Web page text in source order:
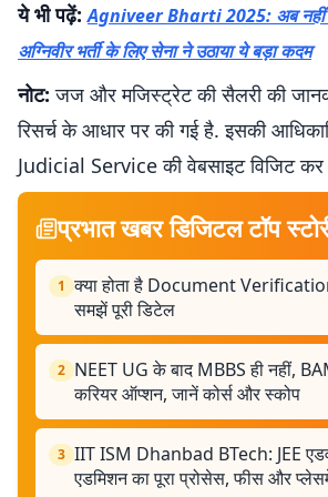
ये भी पढ़ें:Agniveer Bharti 2025: अब नहीं
अग्निवीर भर्ती के लिए सेना ने उठाया ये बड़ा कदम
नोट: जज और मजिस्ट्रेट की सैलरी की
रिसर्च के आधार पर की गई है. इसकी
Judicial Service की वेबसाइट विजिट
प्रभात खबर डिजिटल टॉप
1 क्या होता है Document
समझें पूरी डिटेल
2 NEET UG के बाद MBBS ही नहीं,
करियर ऑप्शन, जानें कोर्स और स्कोप
3 IIT ISM Dhanbad BTech: JEE
एडमिशन का पूरा प्रोसेस, फीस और